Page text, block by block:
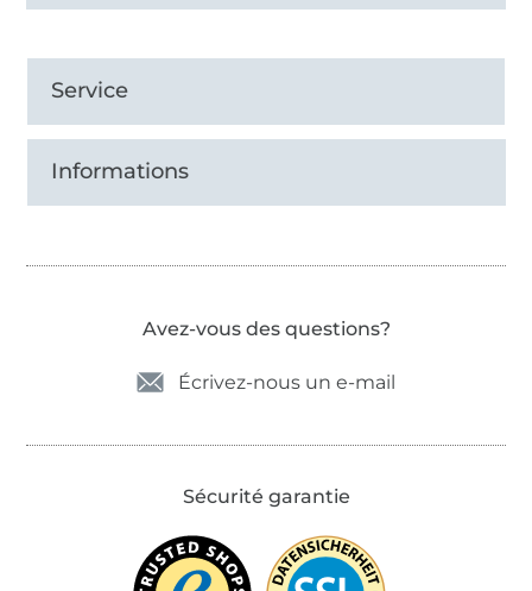
Service
Informations
Avez-vous des questions?
Écrivez-nous un e-mail
Sécurité garantie